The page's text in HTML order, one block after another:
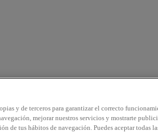
y de terceros para garantizar el correcto
mejorar nuestros servicios y mostrarte
de tus hábitos de navegación. Puedes aceptar todas